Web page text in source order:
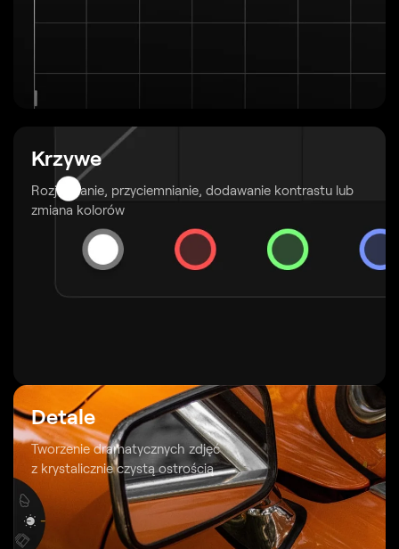
Krzywe
Rozjaśnianie, przyciemnianie, dodawanie kontrastu lub
zmiana kolorów
Detale
Tworzenie dramatycznych zdjęć
z krystalicznie czystą ostrością